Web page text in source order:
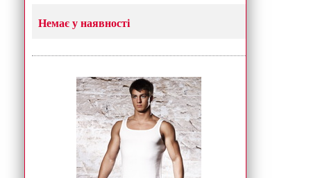
Немає у наявності